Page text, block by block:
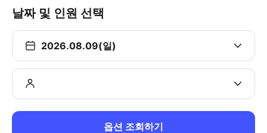
날짜 및 인원 선택
2026.08.09(일)
옵션 조회하기